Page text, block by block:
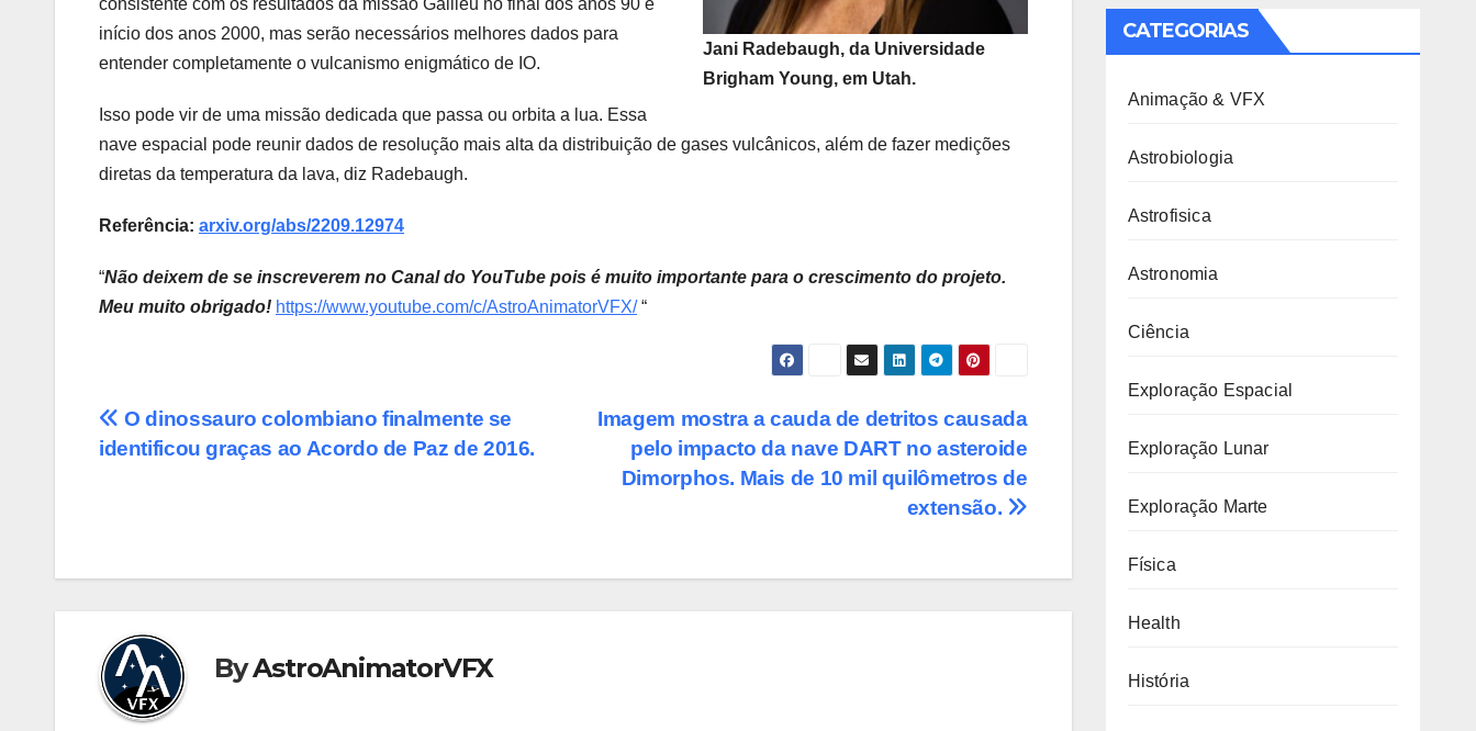
Jani Radebaugh, da Universidade
Brigham Young, em Utah.
início dos anos 2000, mas serão necessários melhores dados para
entender completamente o vulcanismo enigmático de IO.
Isso pode vir de uma missão dedicada que passa ou orbita a lua. Essa
nave espacial pode reunir dados de resolução mais alta da distribuição de gases vulcânicos, além de fazer medições
diretas da temperatura da lava, diz Radebaugh.
Referência: arxiv.org/abs/2209.12974
“Não deixem de se inscreverem no Canal do YouTube pois é muito importante para o crescimento do projeto.
Meu muito obrigado! https://www.youtube.com/c/AstroAnimatorVFX/“
Post
navigation
Imagem mostra a cauda de detritos causada
pelo impacto da nave DART no asteroide
Dimorphos. Mais de 10 mil quilômetros de
extensão.
O dinossauro colombiano finalmente se
identificou graças ao Acordo de Paz de 2016.
ByAstroAnimatorVFX
CATEGORIAS
Animação & VFX
Astrobiologia
Astrofisica
Astronomia
Ciência
Exploração Espacial
Exploração Lunar
Exploração Marte
Física
Health
História